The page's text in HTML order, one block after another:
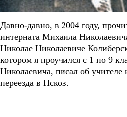
Давно-давно, в 2004 году,
интерната Михаила
Николае Николаевиче
котором я проучился с 1 по 9
Николаевича, писал об учителе
переезда в Псков.